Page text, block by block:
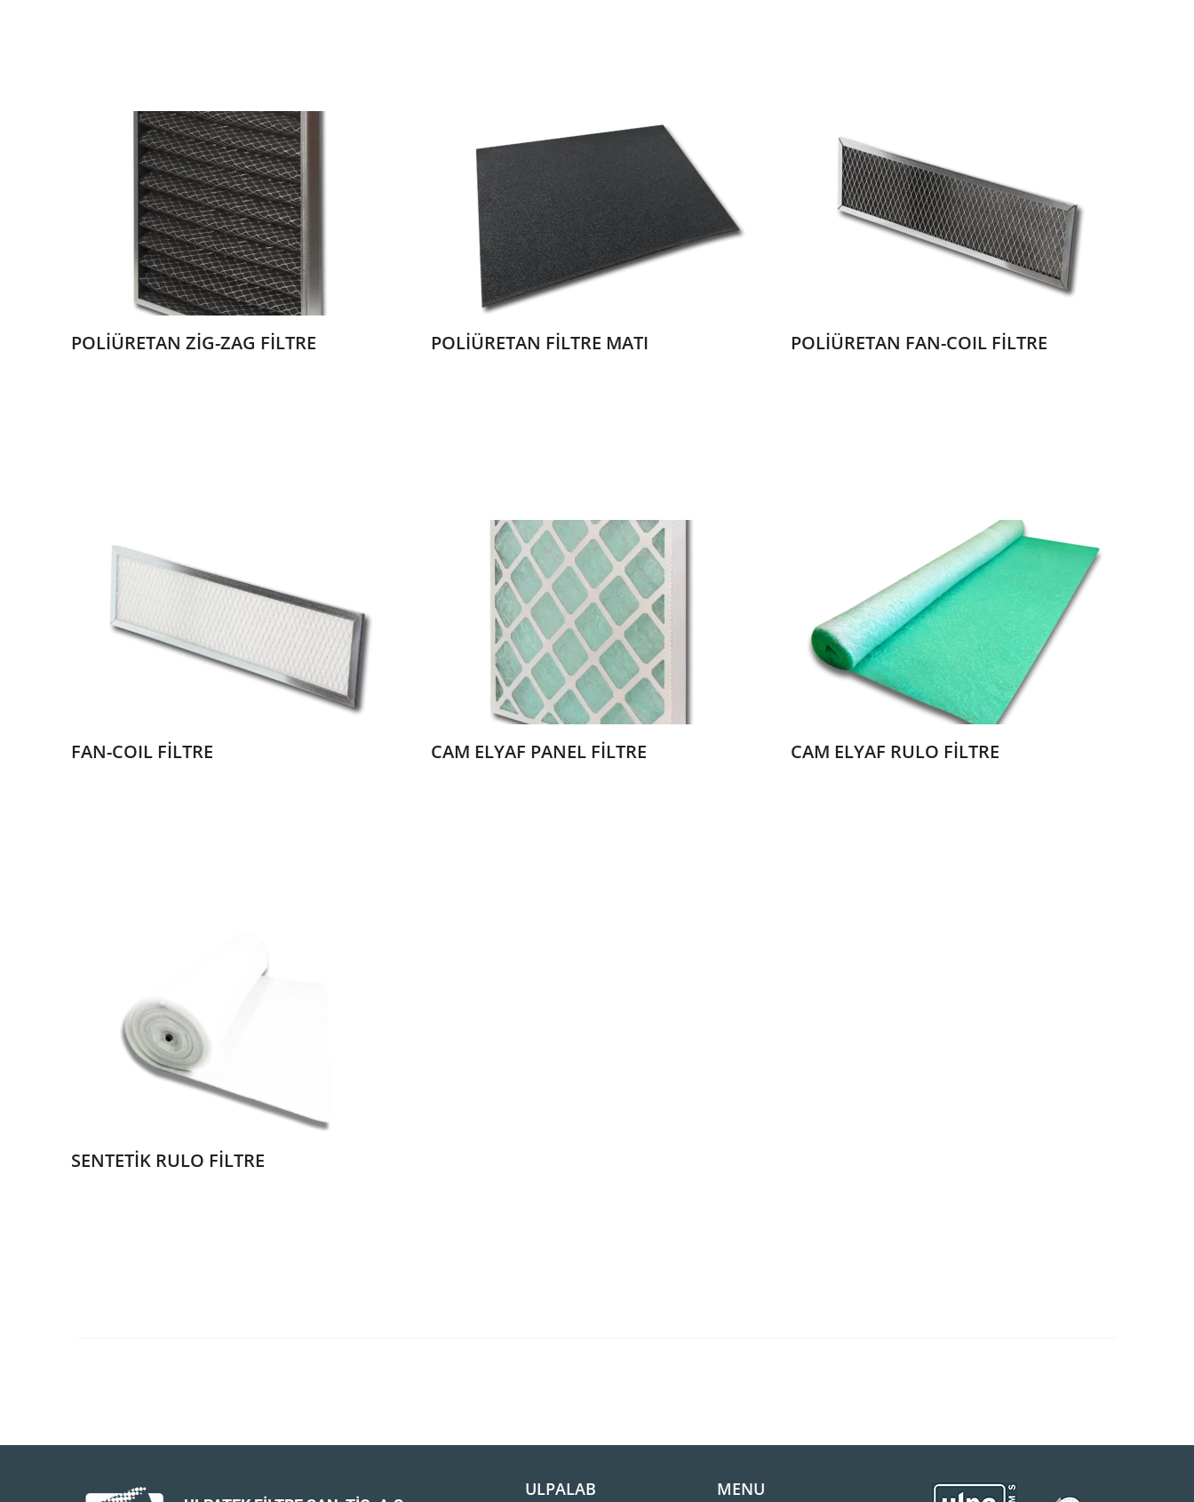
POLİÜRETAN ZİG-ZAG FİLTRE POLİÜRETAN FİLTRE MATI POLİÜRETAN FAN-COIL FİLTRE
FAN-COIL FİLTRE CAM ELYAF PANEL FİLTRE CAM ELYAF RULO FİLTRE
SENTETİK RULO FİLTRE
ULPALAB MENU